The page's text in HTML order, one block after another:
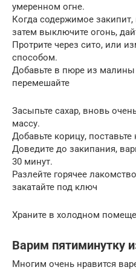
умеренном огне.
Когда содержимое закипит,
затем выключите огонь,
Протрите через сито, или
способом.
Добавьте в пюре из малины
перемешайте
Засыпьте сахар, вновь
массу.
Добавьте корицу,
Доведите до закипания,
30 минут.
Разлейте горячее
закатайте под ключ
Храните в холодном
Варим пятиминутку
Многим очень нравится